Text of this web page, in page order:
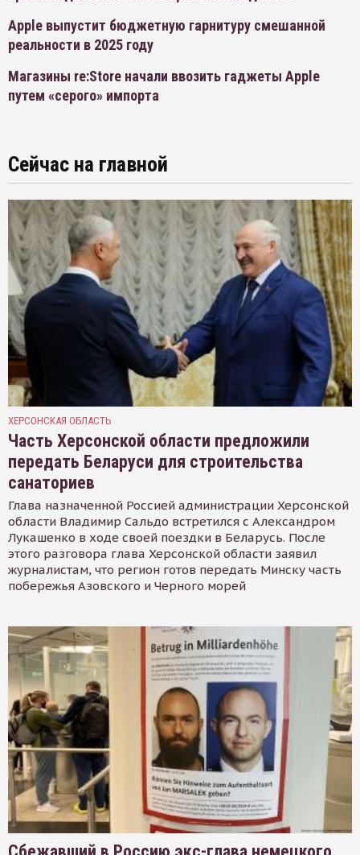
Apple выпустит бюджетную гарнитуру смешанной
реальности в 2025 году
Магазины re:Store начали ввозить гаджеты Apple
путем «серого» импорта
Сейчас на главной
ХЕРСОНСКАЯ ОБЛАСТЬ
Часть Херсонской области предложили
передать Беларуси для строительства
санаториев
Глава назначенной Россией администрации Херсонской
области Владимир Сальдо встретился с Александром
Лукашенко в ходе своей поездки в Беларусь. После
этого разговора глава Херсонской области заявил
журналистам, что регион готов передать Минску часть
побережья Азовского и Черного морей